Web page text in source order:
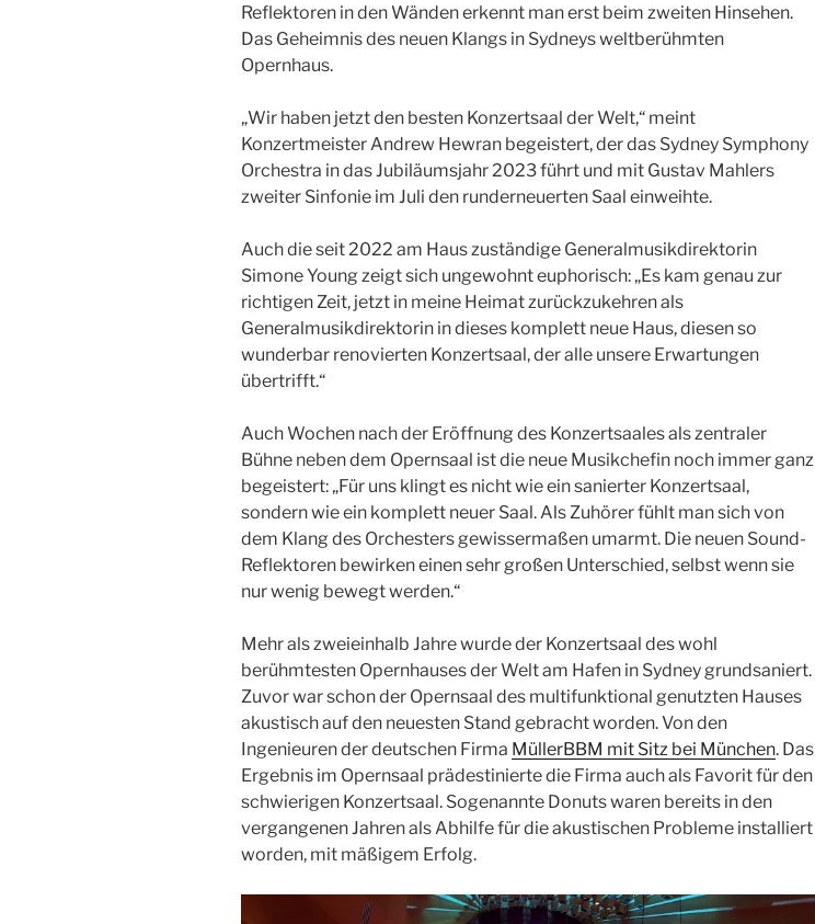
Reflektoren in den Wänden erkennt man erst beim zweiten Hinsehen.
Das Geheimnis des neuen Klangs in Sydneys weltberühmten
Opernhaus.
„Wir haben jetzt den besten Konzertsaal der Welt,“ meint
Konzertmeister Andrew Hewran begeistert, der das Sydney Symphony
Orchestra in das Jubiläumsjahr 2023 führt und mit Gustav Mahlers
zweiter Sinfonie im Juli den runderneuerten Saal einweihte.
Auch die seit 2022 am Haus zuständige Generalmusikdirektorin
Simone Young zeigt sich ungewohnt euphorisch: „Es kam genau zur
richtigen Zeit, jetzt in meine Heimat zurückzukehren als
Generalmusikdirektorin in dieses komplett neue Haus, diesen so
wunderbar renovierten Konzertsaal, der alle unsere Erwartungen
übertrifft.“
Auch Wochen nach der Eröffnung des Konzertsaales als zentraler
Bühne neben dem Opernsaal ist die neue Musikchefin noch immer ganz
begeistert: „Für uns klingt es nicht wie ein sanierter Konzertsaal,
sondern wie ein komplett neuer Saal. Als Zuhörer fühlt man sich von
dem Klang des Orchesters gewissermaßen umarmt. Die neuen Sound-
Reflektoren bewirken einen sehr großen Unterschied, selbst wenn sie
nur wenig bewegt werden.“
Mehr als zweieinhalb Jahre wurde der Konzertsaal des wohl
berühmtesten Opernhauses der Welt am Hafen in Sydney grundsaniert.
Zuvor war schon der Opernsaal des multifunktional genutzten Hauses
akustisch auf den neuesten Stand gebracht worden. Von den
Ingenieuren der deutschen Firma MüllerBBM mit Sitz bei München. Das
Ergebnis im Opernsaal prädestinierte die Firma auch als Favorit für den
schwierigen Konzertsaal. Sogenannte Donuts waren bereits in den
vergangenen Jahren als Abhilfe für die akustischen Probleme installiert
worden, mit mäßigem Erfolg.